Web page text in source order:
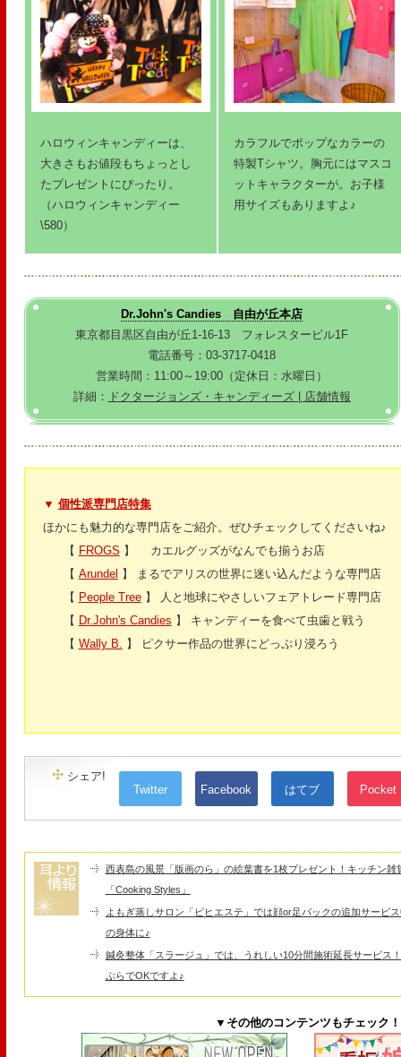
ハロウィンキャンディーは、
大きさもお値段もちょっとし
たプレゼントにぴったり。
（ハロウィンキャンディー
\580）
カラフルでポップなカラーの
特製Tシャツ。胸元にはマスコ
ットキャラクターが。お子様
用サイズもありますよ♪
Dr.John's Candies 自由が丘本店
東京都目黒区自由が丘1-16-13 フォレスタービル1F
電話番号：03-3717-0418
営業時間：11:00～19:00（定休日：水曜日）
詳細： ドクタージョンズ・キャンディーズ | 店舗情報
▼ 個性派専門店特集
ほかにも魅力的な専門店をご紹介。ぜひチェックしてくださいね♪
【 FROGS 】 カエルグッズがなんでも揃うお店
【 Arundel 】 まるでアリスの世界に迷い込んだような専門店
【 People Tree】 人と地球にやさしいフェアトレード専門店
【 Dr.John's Candies 】 キャンディーを食べて虫歯と戦う
【 Wally B. 】 ピクサー作品の世界にどっぷり浸ろう
シェア!
Twitter
Facebook はてブ Pocket
西表島の風景「版画のら」の絵葉書を1枚プレゼント！キッチン雑
「Cooking Styles」
よもぎ蒸しサロン「ビヒエステ」では顔or足パックの追加サービ
の身体に♪
鍼灸整体「スラージュ」では、うれしい10分間施術延長サービス
ぶらでOKですよ♪
▼その他のコンテンツもチェック！